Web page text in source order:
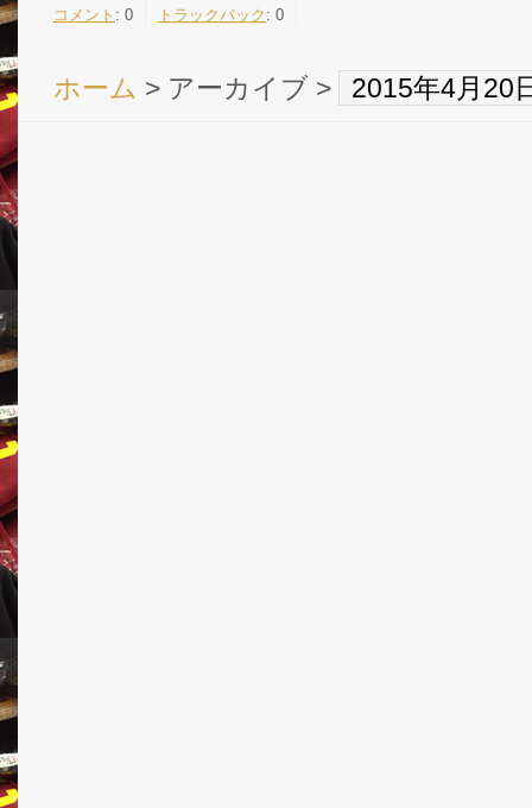
コメント : 0 トラックバック : 0
ホーム > アーカイブ > 2015年4月20